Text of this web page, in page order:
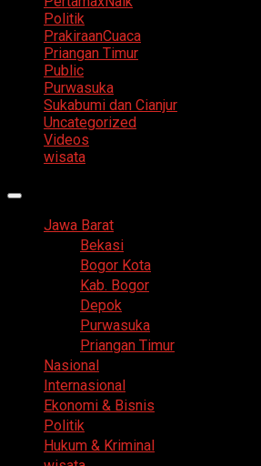
Politik
PrakiraanCuaca
Priangan Timur
Public
Purwasuka
Sukabumi dan Cianjur
Uncategorized
Videos
wisata
Primary
Jawa Barat
Bekasi
Bogor Kota
Kab. Bogor
Depok
Purwasuka
Priangan Timur
Nasional
Internasional
Ekonomi & Bisnis
Politik
Hukum & Kriminal